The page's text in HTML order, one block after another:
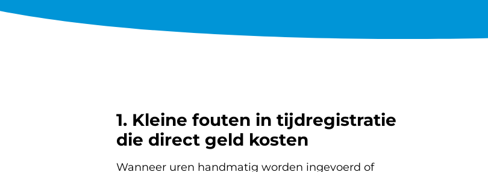
1. Kleine fouten in tijdregistratie
die direct geld kosten
Wanneer uren handmatig worden ingevoerd of